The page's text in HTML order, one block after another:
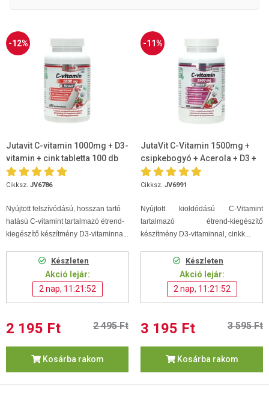
-12%
Jutavit C-vitamin 1000mg + D3-
vitamin + cink tabletta 100 db
Cikksz. JV6786
Nyújtott felszívódású, hosszan tartó
hatású C-vitamint tartalmazó étrend-
kiegészítő készítmény D3-vitaminna...
Készleten
Akció lejár:
2 nap, 11:21:52
2 195 Ft 2 495 Ft
Kosárba rakom
-11%
JutaVit C-Vitamin 1500mg +
csipkebogyó + Acerola + D3 +
Cink 100db
Cikksz. JV6991
Nyújtott kioldódású C-Vitamint
tartalmazó étrend-kiegészítő
készítmény D3-vitaminnal, cinkk...
Készleten
Akció lejár:
2 nap, 11:21:52
3 195 Ft 3 595 Ft
Kosárba rakom